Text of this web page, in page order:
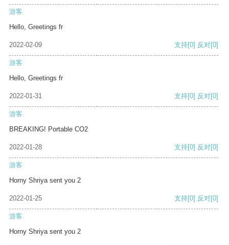
游客
Hello, Greetings fr
2022-02-09 支持[0] 反对[0]
游客
Hello, Greetings fr
2022-01-31 支持[0] 反对[0]
游客
BREAKING! Portable CO2
2022-01-28 支持[0] 反对[0]
游客
Horny Shriya sent you 2
2022-01-25 支持[0] 反对[0]
游客
Horny Shriya sent you 2